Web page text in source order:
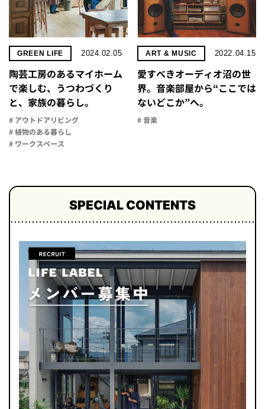
GREEN LIFE 2024.02.05
陶芸工房のあるマイホーム
で楽しむ、うつわづくり
と、家族の暮らし。
# アウトドアリビング
# 植物のある暮らし
# ワークスペース
ART & MUSIC 2022.04.15
愛すべきオーディオ沼の世
界。音楽部屋から“ここでは
ないどこか”へ。
# 音楽
SPECIAL CONTENTS